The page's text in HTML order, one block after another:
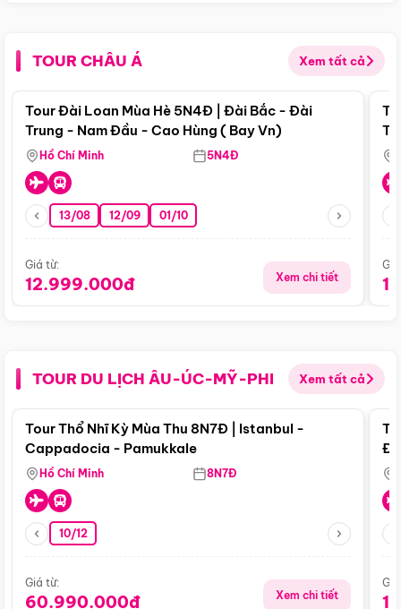
TOUR CHÂU Á Xem tất cả
Điểm nổi bật
Tour Đài Loan Mùa Hè 5N4Đ | Đài Bắc - Đài
Trung - Nam Đầu - Cao Hùng ( Bay Vn)
Hồ Chí Minh 5N4Đ
13/08 12/09 01/10
Giá từ:
12.999.000đ Xem chi tiết
TOUR DU LỊCH ÂU-ÚC-MỸ-PHI Xem tất cả
Điểm nổi bật
Tour Thổ Nhĩ Kỳ Mùa Thu 8N7Đ | Istanbul -
Cappadocia - Pamukkale
Hồ Chí Minh 8N7Đ
10/12
Giá từ:
60.990.000đ Xem chi tiết